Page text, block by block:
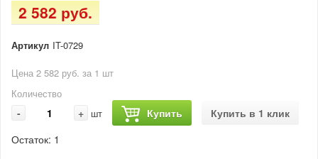
2 582 руб.
Артикул IT-0729
Цена 2 582 руб. за 1 шт
Количество
- + шт Купить
Купить в 1 клик
Остаток: 1